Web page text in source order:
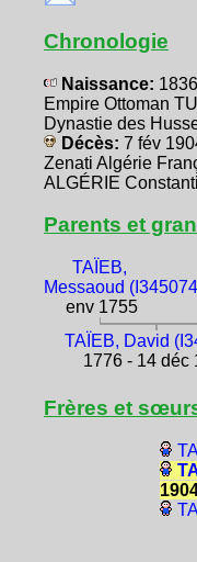
Chronologie
Naissance:
Empire Ottoman
Dynastie des
Décès: 7 fév
Zenati Algérie
ALGÉRIE
Parents et
TAÏEB,
Messaoud
env 1755
TAÏEB, David
1776 - 14 déc
Frères et